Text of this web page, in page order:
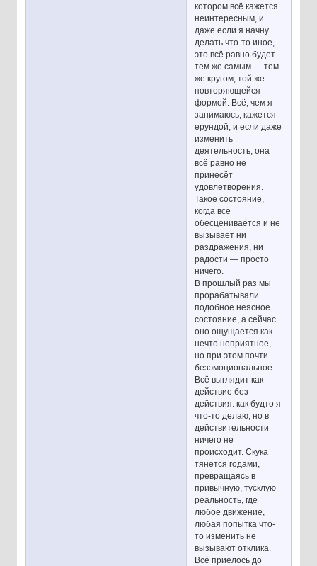
котором всё кажется
неинтересным, и
даже если я начну
делать что-то иное,
это всё равно будет
тем же самым — тем
же кругом, той же
повторяющейся
формой. Всё, чем я
занимаюсь, кажется
ерундой, и если даже
изменить
деятельность, она
всё равно не
принесёт
удовлетворения.
Такое состояние,
когда всё
обесценивается и не
вызывает ни
раздражения, ни
радости — просто
ничего.
В прошлый раз мы
прорабатывали
подобное неясное
состояние, а сейчас
оно ощущается как
нечто неприятное,
но при этом почти
безэмоциональное.
Всё выглядит как
действие без
действия: как будто я
что-то делаю, но в
действительности
ничего не
происходит. Скука
тянется годами,
превращаясь в
привычную, тусклую
реальность, где
любое движение,
любая попытка что-
то изменить не
вызывают отклика.
Всё приелось до